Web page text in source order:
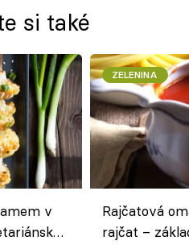
si také
v
ZELENINA
Rajčatová
rajčat –